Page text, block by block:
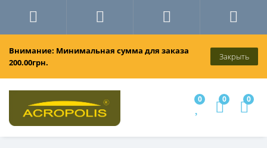
Внимание: Минимальная сумма для заказа
200.00грн.
Закрыть
0 0 0